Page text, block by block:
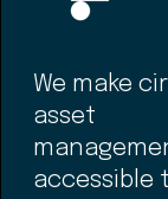
We make
asset
accessible